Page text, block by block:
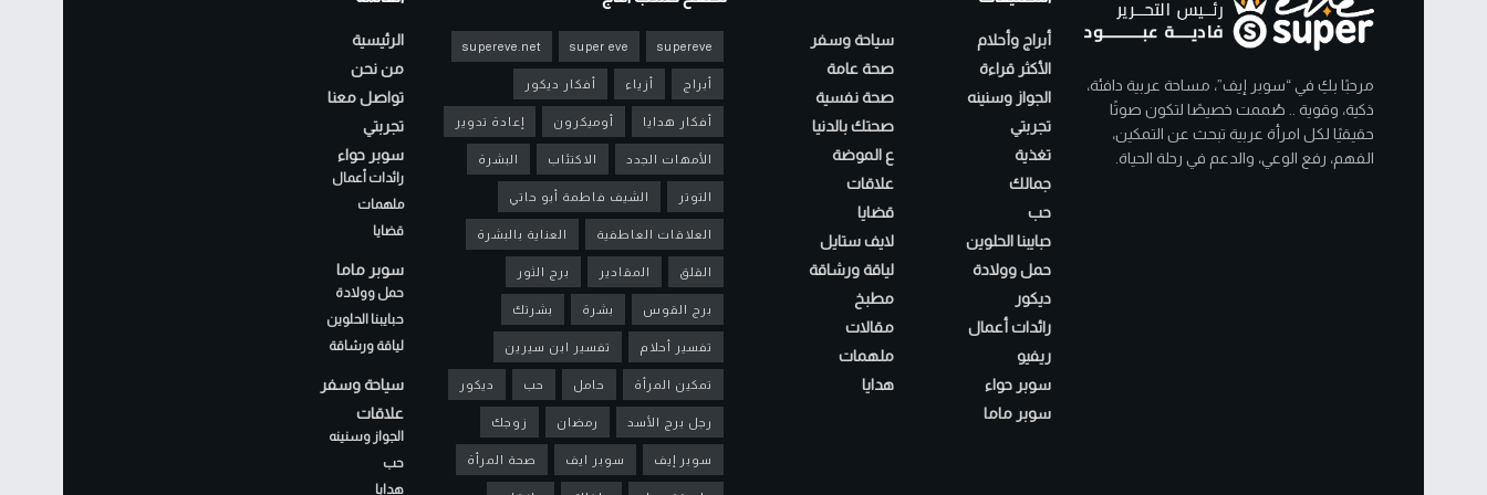
مرحبًا بكِ في “سوبر إيف”، مساحة عربية دافئة،
ذكية، وقوية .. صُممت خصيصًا لتكون صوتًا
حقيقيًا لكل امرأة عربية تبحث عن التمكين،
الفهم، رفع الوعي، والدعم في رحلة الحياة.
أبراج وأحلام
الأكثر قراءة
الجواز وسنينه
تجربتي
تغذية
جمالك
حب
حبايبنا الحلوين
حمل وولادة
ديكور
رائدات أعمال
ريفيو
سوبر حواء
سوبر ماما
سياحة وسفر
صحة عامة
صحة نفسية
صحتك بالدنيا
ع الموضة
علاقات
قضايا
لايف ستايل
لياقة ورشاقة
مطبخ
مقالات
ملهمات
هدايا
supereve
super eve
supereve.net
أبراج أزياء أفكار ديكور
أفكار هدايا أوميكرون إعادة تدوير
الأمهات الجدد الاكتئاب البشرة
التوتر الشيف فاطمة أبو حاتي
العلاقات العاطفية العناية بالبشرة
القلق المقادير برج الثور
برج القوس بشرة بشرتك
تفسير أحلام تفسير ابن سيرين
تمكين المرأة حامل حب ديكور
رجل برج الأسد رمضان زوجك
سوبر إيف سوبر ايف صحة المرأة
الرئيسية
من نحن
تواصل معنا
تجربتي
سوبر حواء
رائدات أعمال
ملهمات
قضايا
سوبر ماما
حمل وولادة
حبايبنا الحلوين
لياقة ورشاقة
سياحة وسفر
علاقات
الجواز وسنينه
حب
هدايا